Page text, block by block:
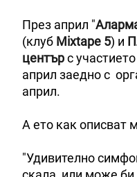
През април "
(клуб Mixtape 5) и
центърс
април заедно с
април.
А ето как описват
"Удивително